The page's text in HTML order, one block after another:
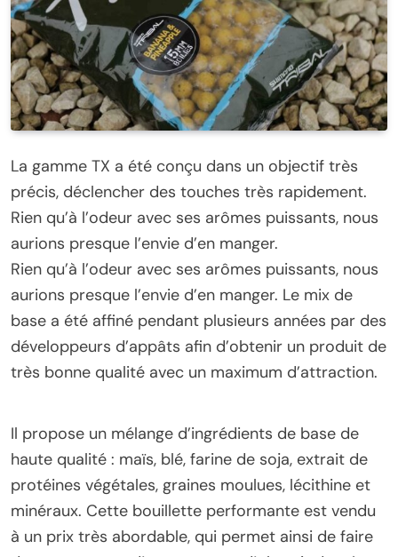
La gamme TX a été conçu dans un objectif très
précis, déclencher des touches très rapidement.
Rien qu’à l’odeur avec ses arômes puissants, nous
aurions presque l’envie d’en manger.
Rien qu’à l’odeur avec ses arômes puissants, nous
aurions presque l’envie d’en manger. Le mix de
base a été affiné pendant plusieurs années par des
développeurs d’appâts afin d’obtenir un produit de
très bonne qualité avec un maximum d’attraction.
Il propose un mélange d’ingrédients de base de
haute qualité : maïs, blé, farine de soja, extrait de
protéines végétales, graines moulues, lécithine et
minéraux. Cette bouillette performante est vendu
à un prix très abordable, qui permet ainsi de faire